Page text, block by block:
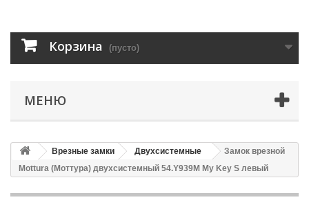
Корзина (пусто)
МЕНЮ
Врезные замки Двухсистемные
Замок врезной
Mottura (Моттура) двухсистемный 54.Y939M My Key S левый